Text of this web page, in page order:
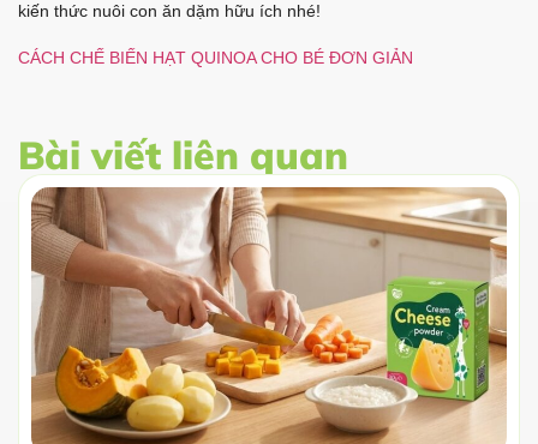
kiến thức nuôi con ăn dặm hữu ích nhé!
CÁCH CHẾ BIẾN HẠT QUINOA CHO BÉ ĐƠN GIẢN
Bài viết liên quan